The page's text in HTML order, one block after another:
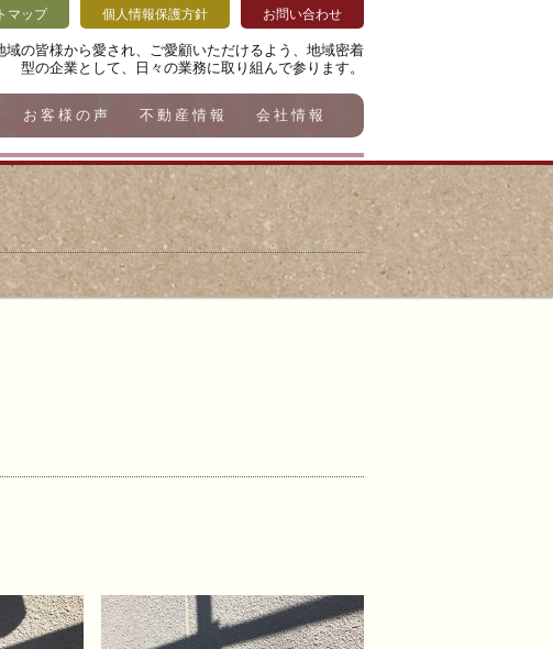
域の皆様から愛され、ご愛顧いただけるよう、地域密着
型の企業として、日々の業務に取り組んで参ります。
マップ 個人情報保護方針 お問い合わせ
お客様の声 不動産情報 会社情報